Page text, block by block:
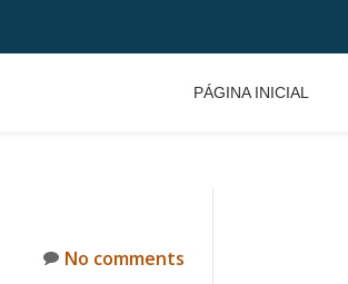
PÁGINA INICIAL
No comments